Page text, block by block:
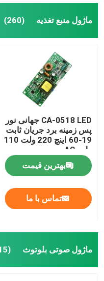
ماژول منبع تغذیه (260)
CA-0518 LED جهانی نور
پس زمینه برد جریان ثابت
19-60 اینچ 220 ولت 110
ولت AC
بهترین قیمت
تماس با ما
ماژول صوتی بلوتوث (15)